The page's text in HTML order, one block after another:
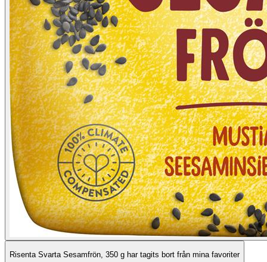
Risenta Svarta Sesamfrön, 350 g har tagits bort från mina favoriter